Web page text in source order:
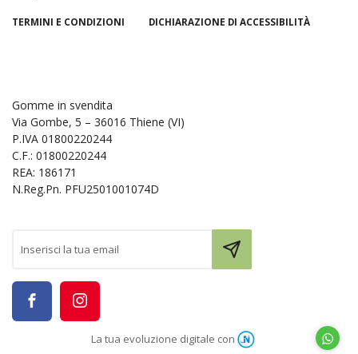
TERMINI E CONDIZIONI DICHIARAZIONE DI ACCESSIBILITÀ
Gomme in svendita
Via Gombe, 5 – 36016 Thiene (VI)
P.IVA 01800220244
C.F.: 01800220244
REA: 186171
N.Reg.Pn. PFU2501001074D
La tua evoluzione digitale con